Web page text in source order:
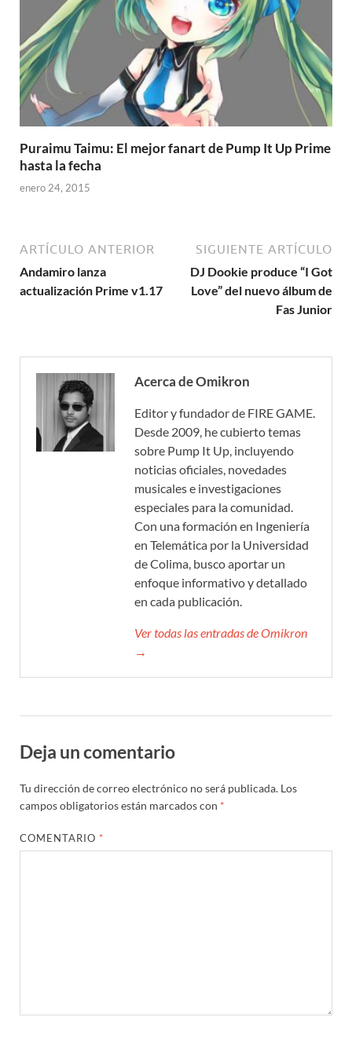
Puraimu Taimu: El mejor fanart de Pump It Up Prime
hasta la fecha
enero 24, 2015
ARTÍCULO ANTERIOR
Andamiro lanza
actualización Prime v1.17
SIGUIENTE ARTÍCULO
DJ Dookie produce “I Got
Love” del nuevo álbum de
Fas Junior
Acerca de Omikron
Editor y fundador de FIRE GAME.
Desde 2009, he cubierto temas
sobre Pump It Up, incluyendo
noticias oficiales, novedades
musicales e investigaciones
especiales para la comunidad.
Con una formación en Ingeniería
en Telemática por la Universidad
de Colima, busco aportar un
enfoque informativo y detallado
en cada publicación.
Ver todas las entradas de Omikron
→
Deja un comentario
Tu dirección de correo electrónico no será publicada. Los
campos obligatorios están marcados con *
COMENTARIO *